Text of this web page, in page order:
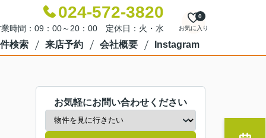
024-572-3820
時間：09：00～20：00 定休日：火・水 お気に入り
0
検索 来店予約 会社概要 Instagram
お気軽にお問い合わせください